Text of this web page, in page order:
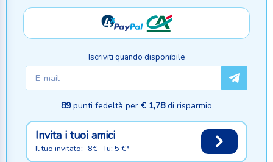
Iscriviti quando disponibile
89punti fedeltà per € 1,78di risparmio
Invita i tuoi amici
Il tuo invitato: -8€ Tu: 5 €*